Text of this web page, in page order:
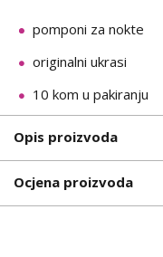
pomponi za nokte
originalni ukrasi
10 kom u pakiranju
Opis proizvoda
Ocjena proizvoda